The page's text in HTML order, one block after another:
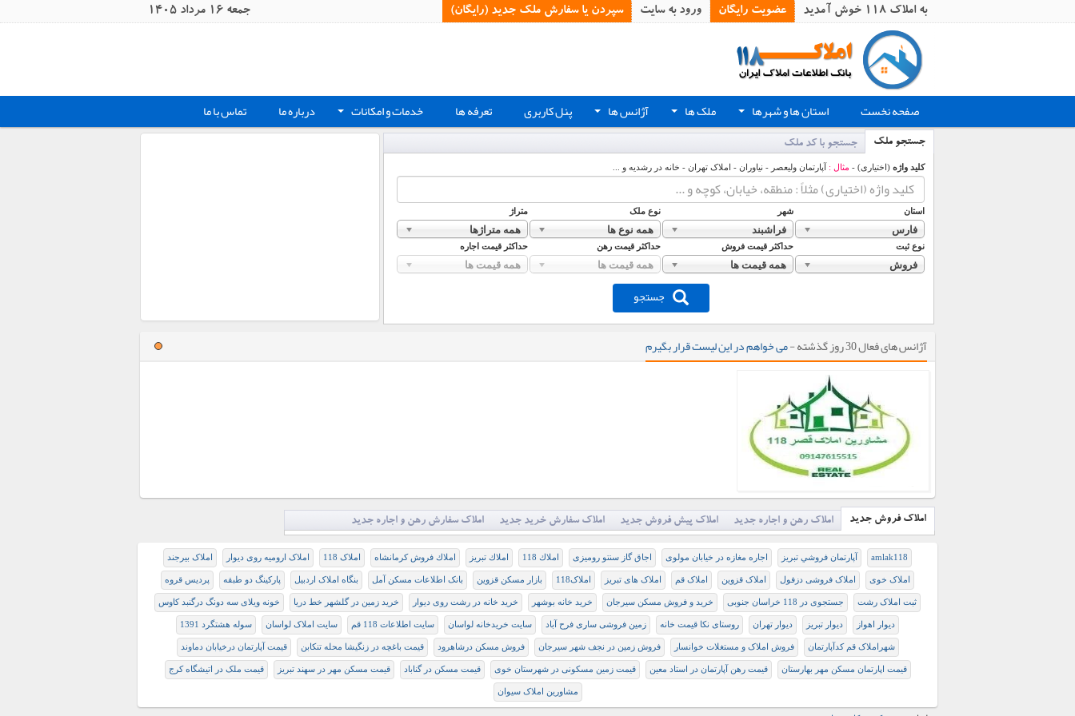
به املاک 118 خوش آمدید عضویت رایگان ورود به سایت سپردن یا سفارش ملک جدید (رایگان)‏ جمعه 16 مرداد 1405
صفحه نخست + استان ها و شهرها + ملک ها + آژانس ها پنل کاربری تعرفه ها + خدمات و امکانات درباره ما تماس با ما
جستجو ملک جستجو با کد ملک
کلید واژه (اختیاری) - مثال : آپارتمان ولیعصر - نیاوران - املاک تهران - خانه در رشدیه و ...
استان شهر نوع ملک متراژ
فارس فراشبند همه نوع ها همه متراژها
نوع ثبت حداکثر قیمت فروش حداکثر قیمت رهن حداکثر قیمت اجاره
فروش همه قیمت ها همه قیمت ها همه قیمت ها
جستجو
آژانس های فعال 30 روز گذشته - می خواهم در این لیست قرار بگیرم
املاک فروش جدید املاک رهن و اجاره جدید املاک پیش فروش جدید املاک سفارش خرید جدید املاک سفارش رهن و اجاره جدید
amlak118 آپارتمان فروشي تبريز اجاره مغازه در خیابان مولوی اجاق گاز سنتو رومیزی املاك 118 املاك تبريز املاك فروش كرمانشاه املاک 118 املاک ارومیه روی دیوار املاک بیرجند
املاک خوی املاک فروشی دزفول املاک قزوین املاک قم املاک های تبریز املاک118 بازار مسکن قزوین بانک اطلاعات مسکن آمل بنگاه املاک اردبیل پارکینگ دو طبقه پردیس قروه
ثبت املاک رشت جستجوی در 118 خراسان جنوبی خرید و فروش مسکن سیرجان خرید خانه بوشهر خرید خانه در رشت روی دیوار خرید زمین در گلشهر خط دریا خونه ویلای سه دونگ درگنبد کاوس
دیوار اهواز دیوار تبریز دیوار تهران روستای نکا قیمت خانه زمین فروشی ساری فرح آباد سايت خريدخانه لواسان سایت اطلاعات 118 قم سایت املاک لواسان سوله هشتگرد 1391
شهراملاک قم‎ ‎کدآپارتمان فروش املاک و مستغلات خوانسار فروش زمین در نجف شهر سیرجان فروش مسکن درشاهرود قيمت باغچه در زنگيشا محله تنكابن قیمت آپارتمان درخیابان دماوند
قیمت اپارتمان مسکن مهر بهارستان قیمت رهن آپارتمان در استاد معین قیمت زمین مسکونی در شهرستان خوی قیمت مسکن در گناباد قیمت مسکن مهر در سهند تبریز قیمت ملک در اتیشگاه کرج
مشاورین املاک سیوان